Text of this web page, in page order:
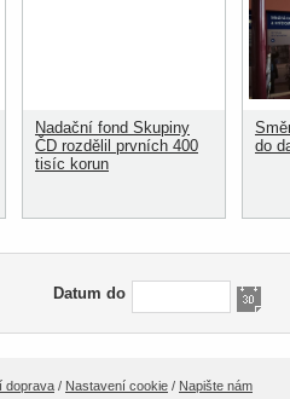
Nadační fond Skupiny
ČD rozdělil prvních 400
tisíc korun
do
Datum do
doprava / Nastavení cookie / Napište nám